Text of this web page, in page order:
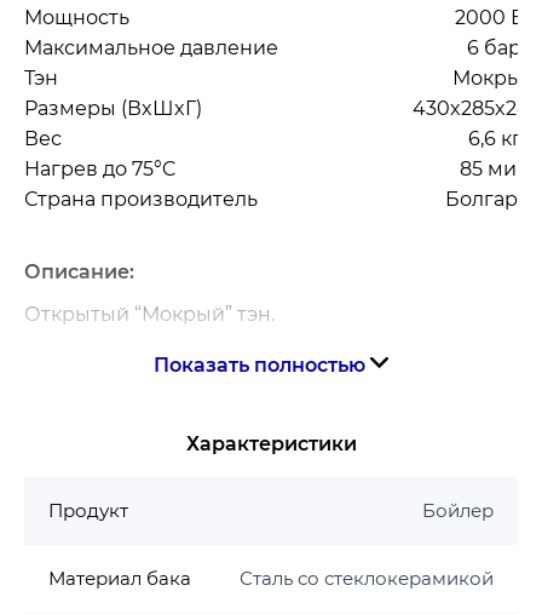
Мощность
2000 Вт
Максимальное давление
6 бар
Тэн
Мокрый
Размеры (ВxШxГ)
Вес
6,6 кг
Нагрев до 75°C
85 мин
Страна производитель
Болгария
Описание:
Открытый “Мокрый” тэн.
Толщина теплоизоляции 30 мм.
Гарантия: 7 лет на бак \ 2 года на
Показать полностью
Характеристики
Продукт Бойлер
Материал бака Сталь со стеклокерамикой